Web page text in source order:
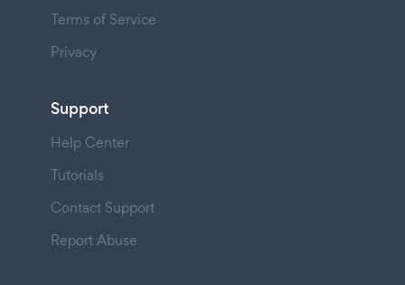
Terms of Service
Privacy
Support
Help Center
Tutorials
Contact Support
Report Abuse